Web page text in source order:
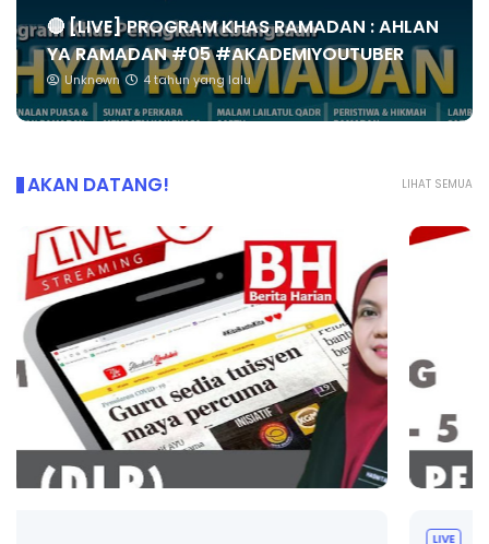
🔴 [LIVE] PROGRAM KHAS RAMADAN : AHLAN
YA RAMADAN #05 #AKADEMIYOUTUBER
Unknown 4 tahun yang lalu
LIHAT SEMUA
AKAN DATANG!